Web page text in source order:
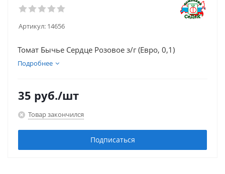
Артикул: 14656
Томат Бычье Сердце Розовое з/г (Евро, 0,1)
Подробнее
35 руб./шт
Товар закончился
Подписаться